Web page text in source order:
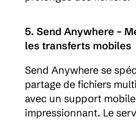
5. Send Anywhere –
les transferts mobiles
Send Anywhere se
partage de fichiers
avec un support mobile
impressionnant. Le